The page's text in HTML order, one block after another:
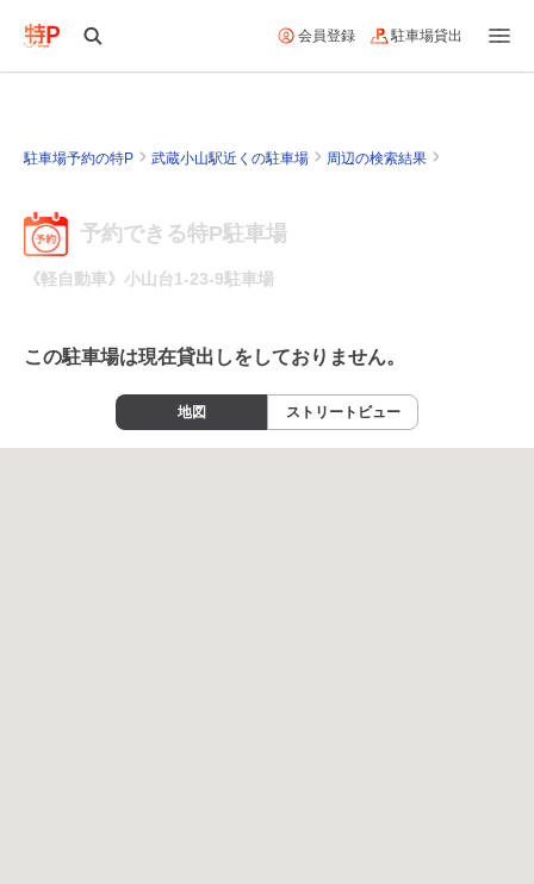
会員登録 駐車場貸出
駐車場予約の特P 武蔵小山駅近くの駐車場 周辺の検索結果
予約できる特P駐車場
《軽自動車》小山台1-23-9駐車場
この駐車場は現在貸出しをしておりません。
地図 ストリートビュー